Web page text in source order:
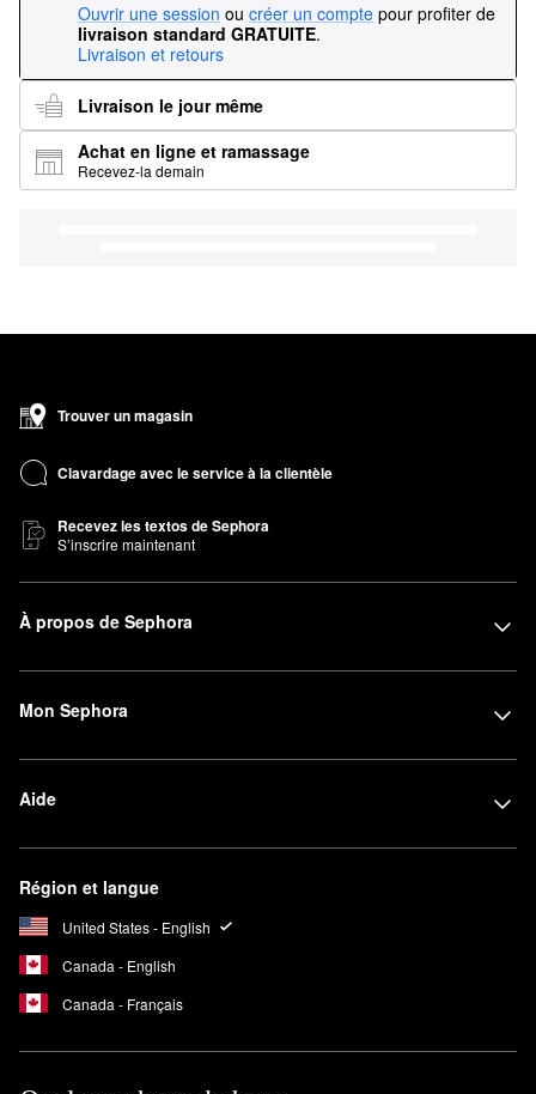
Ouvrir une session ou créer un compte pour profiter de
livraison standard GRATUITE.
Livraison et retours
Livraison le jour même
Achat en ligne et ramassage
Recevez-la demain
Trouver un magasin
Clavardage avec le service à la clientèle
Recevez les textos de Sephora
S’inscrire maintenant
À propos de Sephora
Mon Sephora
Aide
Région et langue
United States - English
Canada - English
Canada - Français